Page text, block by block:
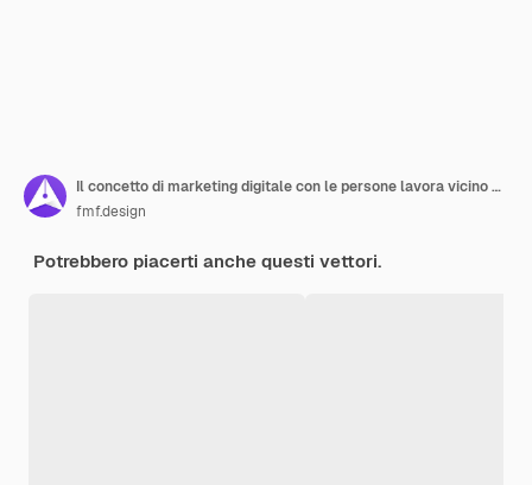
Il concetto di marketing digitale con le persone lavora vicino a uno smartphone gigante
fmf.design
Potrebbero piacerti anche questi vettori.